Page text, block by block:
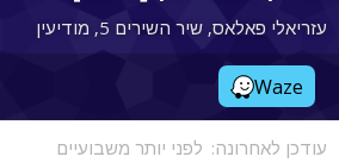
עזריאלי פאלאס, שיר השירים 5, מודיעין
Waze
עודכן לאחרונה: לפני יותר משבועיים